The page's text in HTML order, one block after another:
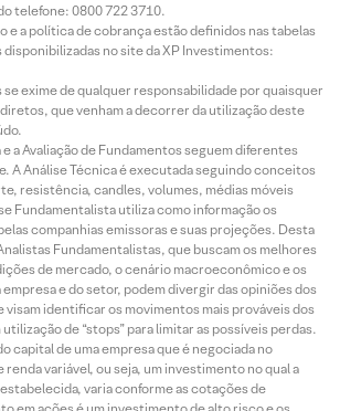
telefone: 0800 722 3710.
e a política de cobrança estão definidos nas tabelas
no site da XP Investimentos:
exime de qualquer responsabilidade por quaisquer
que venham a decorrer da utilização deste
e a Avaliação de Fundamentos seguem diferentes
A Análise Técnica é executada seguindo conceitos
resistência, candles, volumes, médias móveis
Fundamentalista utiliza como informação os
companhias emissoras e suas projeções. Desta
Fundamentalistas, que buscam os melhores
de mercado, o cenário macroeconômico e os
e do setor, podem divergir das opiniões dos
visam identificar os movimentos mais prováveis dos
de “stops” para limitar as possíveis perdas.
capital de uma empresa que é negociada no
renda variável, ou seja, um investimento no qual a
varia conforme as cotações de